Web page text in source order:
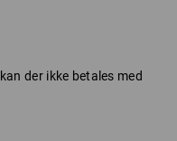
der ikke betales med